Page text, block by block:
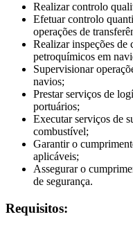
Realizar controlo
Efetuar controlo
operações de
Realizar inspeções de
petroquímicos em
Supervisionar
navios;
Prestar serviços de
portuários;
Executar serviços de
combustível;
Garantir o
aplicáveis;
Assegurar o
de segurança.
Requisitos: